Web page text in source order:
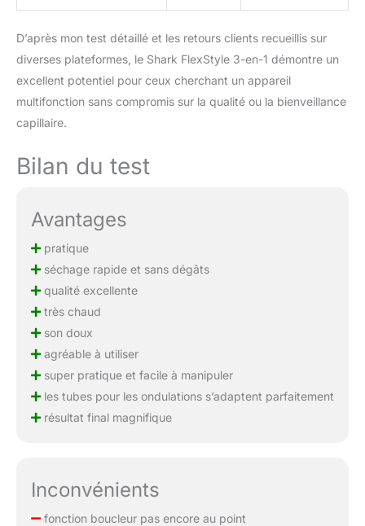
D’après mon test détaillé et les retours clients recueillis sur
diverses plateformes, le Shark FlexStyle 3-en-1 démontre un
excellent potentiel pour ceux cherchant un appareil
multifonction sans compromis sur la qualité ou la bienveillance
capillaire.
Bilan du test
Avantages
pratique
séchage rapide et sans dégâts
qualité excellente
très chaud
son doux
agréable à utiliser
super pratique et facile à manipuler
les tubes pour les ondulations s’adaptent parfaitement
résultat final magnifique
Inconvénients
fonction boucleur pas encore au point